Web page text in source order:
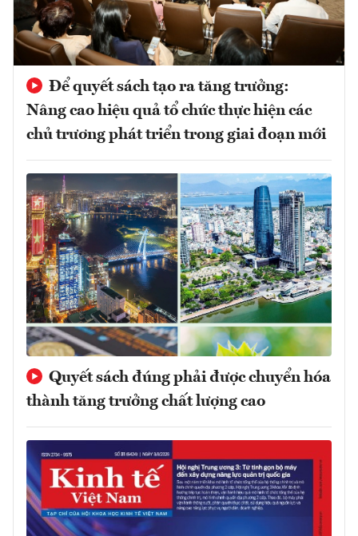
Để quyết sách tạo ra tăng trưởng:
Nâng cao hiệu quả tổ chức thực hiện các
chủ trương phát triển trong giai đoạn mới
Quyết sách đúng phải được chuyển hóa
thành tăng trưởng chất lượng cao